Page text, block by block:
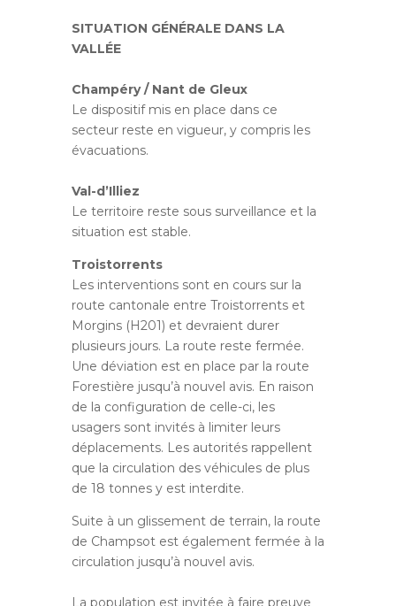
SITUATION GÉNÉRALE DANS LA
VALLÉE
Champéry / Nant de Gleux
Le dispositif mis en place dans ce
secteur reste en vigueur, y compris les
évacuations.
Val-d’Illiez
Le territoire reste sous surveillance et la
situation est stable.
Troistorrents
Les interventions sont en cours sur la
route cantonale entre Troistorrents et
Morgins (H201) et devraient durer
plusieurs jours. La route reste fermée.
Une déviation est en place par la route
Forestière jusqu’à nouvel avis. En raison
de la configuration de celle-ci, les
usagers sont invités à limiter leurs
déplacements. Les autorités rappellent
que la circulation des véhicules de plus
de 18 tonnes y est interdite.
Suite à un glissement de terrain, la route
de Champsot est également fermée à la
circulation jusqu’à nouvel avis.
La population est invitée à faire preuve